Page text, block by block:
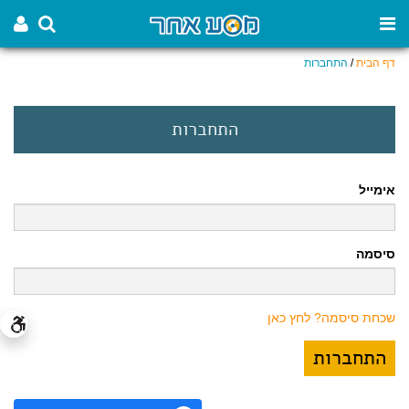
דף הבית/ התחברות
התחברות
אימייל
סיסמה
שכחת סיסמה? לחץ כאן